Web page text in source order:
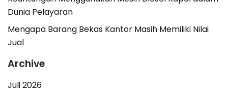
Dunia Pelayaran
Mengapa Barang Bekas Kantor Masih Memiliki Nilai
Jual
Archive
Juli 2026